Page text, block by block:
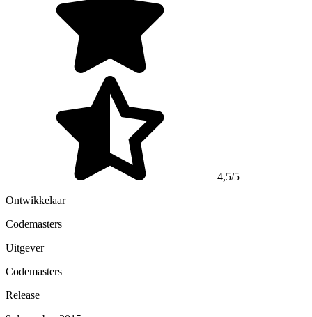
4,5/5
Ontwikkelaar
Codemasters
Uitgever
Codemasters
Release